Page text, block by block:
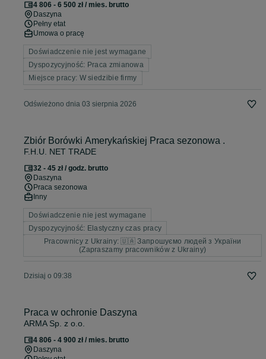
4 806 - 6 500 zł / mies. brutto
Daszyna
Pełny etat
Umowa o pracę
Doświadczenie nie jest wymagane
Dyspozycyjność: Praca zmianowa
Miejsce pracy: W siedzibie firmy
Odświeżono dnia 03 sierpnia 2026
Zbiór Borówki Amerykańskiej Praca sezonowa .
F.H.U. NET TRADE
32 - 45 zł / godz. brutto
Daszyna
Praca sezonowa
Inny
Doświadczenie nie jest wymagane
Dyspozycyjność: Elastyczny czas pracy
Pracownicy z Ukrainy: 🇺🇦 Запрошуємо людей з України
(Zapraszamy pracowników z Ukrainy)
Dzisiaj o 09:38
Praca w ochronie Daszyna
ARMA Sp. z o.o.
4 806 - 4 900 zł / mies. brutto
Daszyna